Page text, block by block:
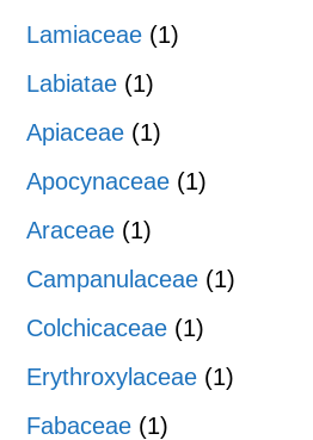
Lamiaceae (1)
Labiatae (1)
Apiaceae (1)
Apocynaceae (1)
Araceae (1)
Campanulaceae (1)
Colchicaceae (1)
Erythroxylaceae (1)
Fabaceae (1)